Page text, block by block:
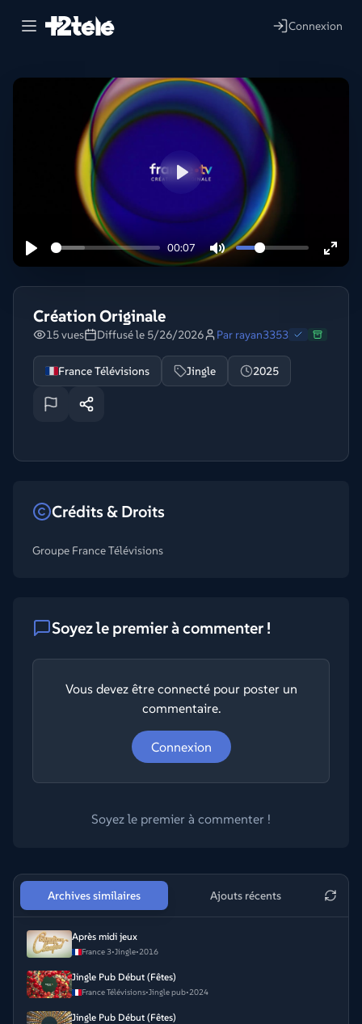
Connexion
00:07
Lire
Création Originale
15 vues Diffusé le 5/26/2026 Par rayan3353
France Télévisions Jingle 2025
Crédits & Droits
Groupe France Télévisions
Soyez le premier à commenter !
Vous devez être connecté pour poster un
commentaire.
Connexion
Soyez le premier à commenter !
Archives similaires Ajouts récents
Après midi jeux
France 3•Jingle•2016
Jingle Pub Début (Fêtes)
France Télévisions•Jingle pub•2024
Jingle Pub Début (Fêtes)